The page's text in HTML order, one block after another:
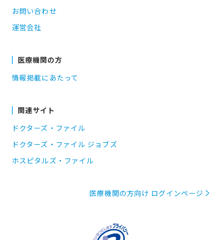
お問い合わせ
運営会社
医療機関の方
情報掲載にあたって
関連サイト
ドクターズ・ファイル
ドクターズ・ファイル ジョブズ
ホスピタルズ・ファイル
医療機関の方向け ログインページ